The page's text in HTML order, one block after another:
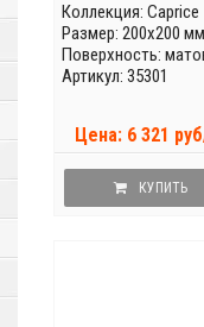
Коллекция: Caprice
Размер: 200x200 мм
Поверхность:
Артикул: 35301
Цена: 6 321
КУПИТЬ